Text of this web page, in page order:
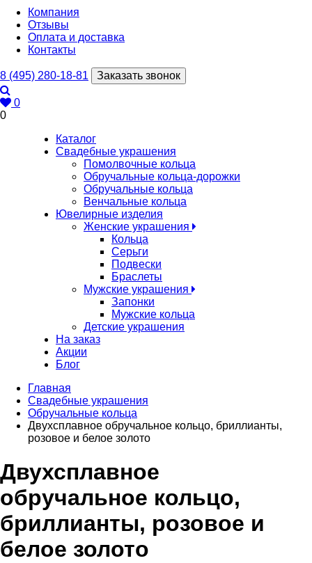
Компания
Отзывы
Оплата и доставка
Контакты
8 (495) 280-18-81 Заказать звонок
0
0
Каталог
Свадебные украшения
Помолвочные кольца
Обручальные кольца-дорожки
Обручальные кольца
Венчальные кольца
Ювелирные изделия
Женские украшения
Кольца
Серьги
Подвески
Браслеты
Мужские украшения
Запонки
Мужские кольца
Детские украшения
На заказ
Акции
Блог
Главная
Свадебные украшения
Обручальные кольца
Двухсплавное обручальное кольцо, бриллианты,
розовое и белое золото
Двухсплавное
обручальное кольцо,
бриллианты, розовое и
белое золото